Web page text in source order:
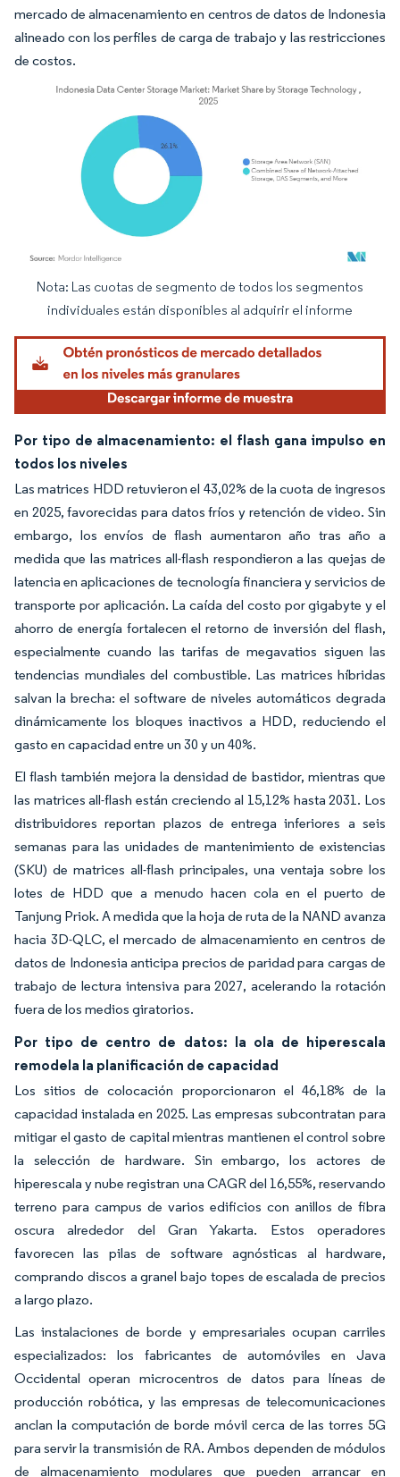
mercado de almacenamiento en centros de datos de Indonesia
alineado con los perfiles de carga de trabajo y las restricciones
de costos.
Imagen © Mordor Intelligence. El uso requiere atribución según CC BY 4.0.
Nota: Las cuotas de segmento de todos los segmentos
individuales están disponibles al adquirir el informe
Por tipo de almacenamiento: el flash gana impulso en
todos los niveles
Las matrices HDD retuvieron el 43,02% de la cuota de ingresos
en 2025, favorecidas para datos fríos y retención de video. Sin
embargo, los envíos de flash aumentaron año tras año a
medida que las matrices all-flash respondieron a las quejas de
latencia en aplicaciones de tecnología financiera y servicios de
transporte por aplicación. La caída del costo por gigabyte y el
ahorro de energía fortalecen el retorno de inversión del flash,
especialmente cuando las tarifas de megavatios siguen las
tendencias mundiales del combustible. Las matrices híbridas
salvan la brecha: el software de niveles automáticos degrada
dinámicamente los bloques inactivos a HDD, reduciendo el
gasto en capacidad entre un 30 y un 40%.
El flash también mejora la densidad de bastidor, mientras que
las matrices all-flash están creciendo al 15,12% hasta 2031. Los
distribuidores reportan plazos de entrega inferiores a seis
semanas para las unidades de mantenimiento de existencias
(SKU) de matrices all-flash principales, una ventaja sobre los
lotes de HDD que a menudo hacen cola en el puerto de
Tanjung Priok. A medida que la hoja de ruta de la NAND avanza
hacia 3D-QLC, el mercado de almacenamiento en centros de
datos de Indonesia anticipa precios de paridad para cargas de
trabajo de lectura intensiva para 2027, acelerando la rotación
fuera de los medios giratorios.
Por tipo de centro de datos: la ola de hiperescala
remodela la planificación de capacidad
Los sitios de colocación proporcionaron el 46,18% de la
capacidad instalada en 2025. Las empresas subcontratan para
mitigar el gasto de capital mientras mantienen el control sobre
la selección de hardware. Sin embargo, los actores de
hiperescala y nube registran una CAGR del 16,55%, reservando
terreno para campus de varios edificios con anillos de fibra
oscura alrededor del Gran Yakarta. Estos operadores
favorecen las pilas de software agnósticas al hardware,
comprando discos a granel bajo topes de escalada de precios
a largo plazo.
Las instalaciones de borde y empresariales ocupan carriles
especializados: los fabricantes de automóviles en Java
Occidental operan microcentros de datos para líneas de
producción robótica, y las empresas de telecomunicaciones
anclan la computación de borde móvil cerca de las torres 5G
para servir la transmisión de RA. Ambos dependen de módulos
de almacenamiento modulares que pueden arrancar en